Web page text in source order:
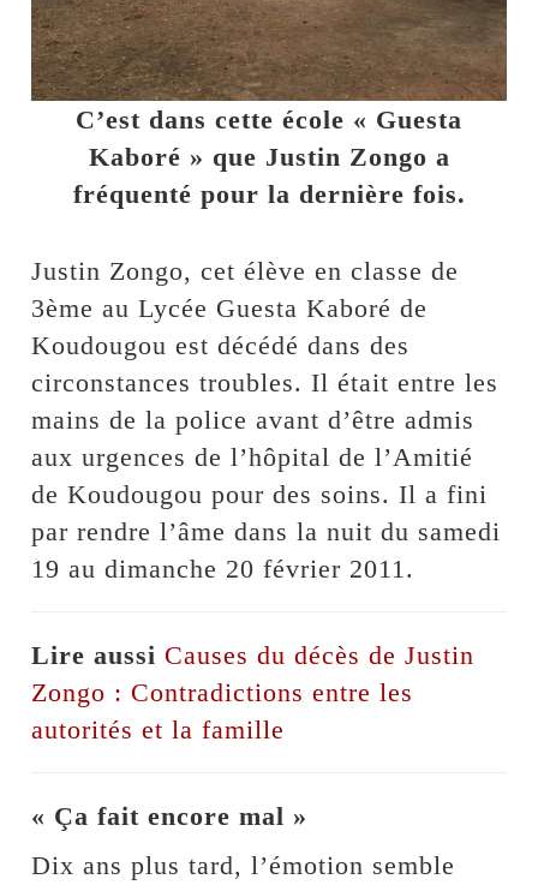
C’est dans cette école « Guesta
Kaboré » que Justin Zongo a
fréquenté pour la dernière fois.
Justin Zongo, cet élève en classe de
3ème au Lycée Guesta Kaboré de
Koudougou est décédé dans des
circonstances troubles. Il était entre les
mains de la police avant d’être admis
aux urgences de l’hôpital de l’Amitié
de Koudougou pour des soins. Il a fini
par rendre l’âme dans la nuit du samedi
19 au dimanche 20 février 2011.
Lire aussi Causes du décès de Justin
Zongo : Contradictions entre les
autorités et la famille
« Ça fait encore mal »
Dix ans plus tard, l’émotion semble